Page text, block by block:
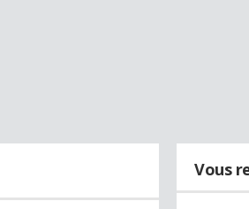
Vous